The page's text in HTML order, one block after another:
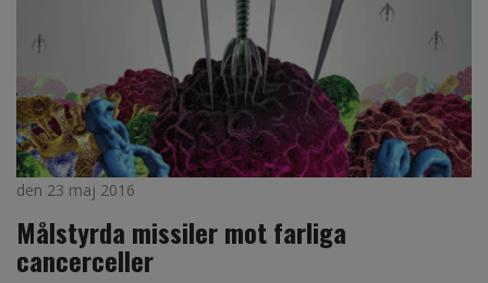
den 23 maj 2016
Målstyrda missiler mot farliga
cancerceller